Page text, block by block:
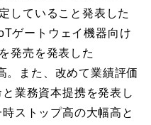
していること発表した
ゲートウェイ機器向け
発売を発表した
。また、改めて業績評価
業務資本提携を発表し
ストップ高の大幅高と